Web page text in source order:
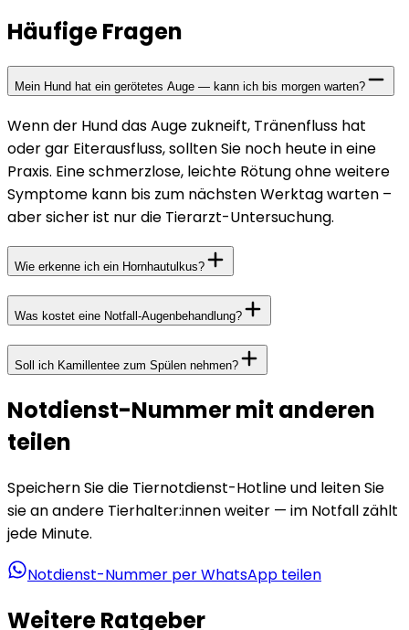
Häufige Fragen
Mein Hund hat ein gerötetes Auge — kann ich bis morgen warten?
Wenn der Hund das Auge zukneift, Tränenfluss hat
oder gar Eiterausfluss, sollten Sie noch heute in eine
Praxis. Eine schmerzlose, leichte Rötung ohne weitere
Symptome kann bis zum nächsten Werktag warten –
aber sicher ist nur die Tierarzt-Untersuchung.
Wie erkenne ich ein Hornhautulkus?
Was kostet eine Notfall-Augenbehandlung?
Soll ich Kamillentee zum Spülen nehmen?
Notdienst-Nummer mit anderen
teilen
Speichern Sie die Tiernotdienst-Hotline und leiten Sie
sie an andere Tierhalter:innen weiter — im Notfall zählt
jede Minute.
Notdienst-Nummer per WhatsApp teilen
Weitere Ratgeber